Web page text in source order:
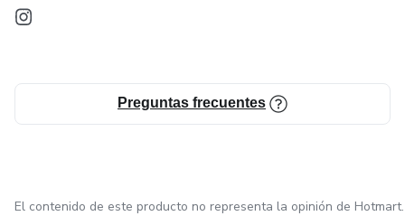
Preguntas frecuentes
El contenido de este producto no representa la opinión de Hotmart.